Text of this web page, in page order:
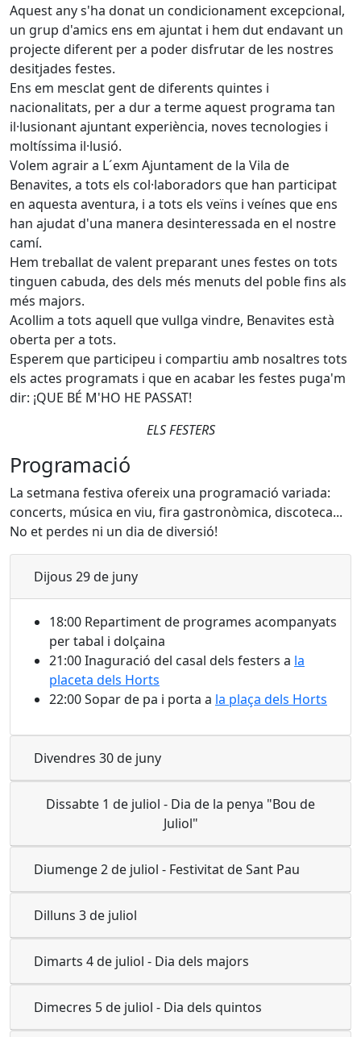
Aquest any s'ha donat un condicionament excepcional,
un grup d'amics ens em ajuntat i hem dut endavant un
projecte diferent per a poder disfrutar de les nostres
desitjades festes.
Ens em mesclat gent de diferents quintes i
nacionalitats, per a dur a terme aquest programa tan
il·lusionant ajuntant experiència, noves tecnologies i
moltíssima il·lusió.
Volem agrair a L´exm Ajuntament de la Vila de
Benavites, a tots els col·laboradors que han participat
en aquesta aventura, i a tots els veïns i veínes que ens
han ajudat d'una manera desinteressada en el nostre
camí.
Hem treballat de valent preparant unes festes on tots
tinguen cabuda, des dels més menuts del poble fins als
més majors.
Acollim a tots aquell que vullga vindre, Benavites està
oberta per a tots.
Esperem que participeu i compartiu amb nosaltres tots
els actes programats i que en acabar les festes puga'm
dir: ¡QUE BÉ M'HO HE PASSAT!
ELS FESTERS
Programació
La setmana festiva ofereix una programació variada:
concerts, música en viu, fira gastronòmica, discoteca...
No et perdes ni un dia de diversió!
Dijous 29 de juny
18:00 Repartiment de programes acompanyats
per tabal i dolçaina
21:00 Inaguració del casal dels festers a la
placeta dels Horts
22:00 Sopar de pa i porta a la plaça dels Horts
Divendres 30 de juny
Dissabte 1 de juliol - Dia de la penya "Bou de
Juliol"
Diumenge 2 de juliol - Festivitat de Sant Pau
Dilluns 3 de juliol
Dimarts 4 de juliol - Dia dels majors
Dimecres 5 de juliol - Dia dels quintos